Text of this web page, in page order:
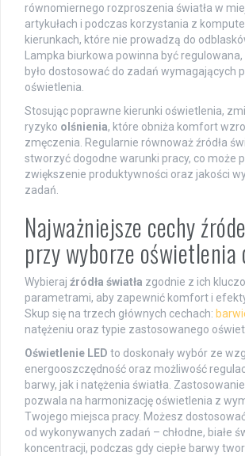
równomiernego rozproszenia światła w
artykułach i podczas korzystania z
kierunkach, które nie prowadzą do
Lampka biurkowa powinna być
było dostosować do zadań wymagających
oświetlenia.
Stosując poprawne kierunki oświetlenia,
ryzyko olśnienia, które obniża komfort
zmęczenia. Regularnie równoważ źródła
stworzyć dogodne warunki pracy, co może
zwiększenie produktywności oraz jakości
zadań.
Najważniejsze cechy
przy wyborze oświetlenia
Wybieraj źródła światła zgodnie z ich
parametrami, aby zapewnić komfort i
Skup się na trzech głównych cechach:
natężeniu oraz typie zastosowanego
Oświetlenie LED to doskonały wybór ze
energooszczędność oraz możliwość
barwy, jak i natężenia światła.
pozwala na harmonizację oświetlenia z
Twojego miejsca pracy. Możesz
od wykonywanych zadań – chłodne, białe
koncentracji, podczas gdy ciepłe barwy